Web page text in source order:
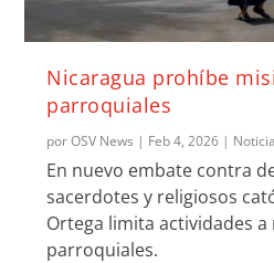
Nicaragua prohíbe
parroquiales
porOSV News | Feb 4, 2026 |
En nuevo embate contra
sacerdotes y religiosos
Ortega limita actividades a
parroquiales.